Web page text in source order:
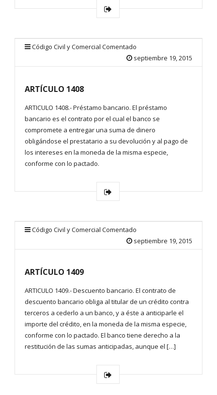
Código Civil y Comercial Comentado
septiembre 19, 2015
ARTÍCULO 1408
ARTICULO 1408.- Préstamo bancario. El préstamo
bancario es el contrato por el cual el banco se
compromete a entregar una suma de dinero
obligándose el prestatario a su devolución y al pago de
los intereses en la moneda de la misma especie,
conforme con lo pactado.
Código Civil y Comercial Comentado
septiembre 19, 2015
ARTÍCULO 1409
ARTICULO 1409.- Descuento bancario. El contrato de
descuento bancario obliga al titular de un crédito contra
terceros a cederlo a un banco, y a éste a anticiparle el
importe del crédito, en la moneda de la misma especie,
conforme con lo pactado. El banco tiene derecho a la
restitución de las sumas anticipadas, aunque el […]